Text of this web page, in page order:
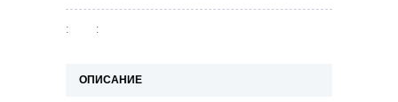
: :
ОПИСАНИЕ